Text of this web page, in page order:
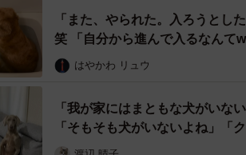
「また、やられた。入ろうとし
笑 「自分から進んで入るなんてw
はやかわ リュウ
「我が家にはまともな犬がい
「そもそも犬がいないよね」「